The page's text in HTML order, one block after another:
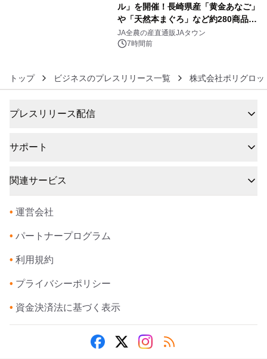
ル」を開催！長崎県産「黄金あなご」
や「天然本まぐろ」など約280商品を
販売！～毎月１０日の定例企画～
JA全農の産直通販JAタウン
7時間前
トップ ビジネスのプレスリリース一覧 株式会社ポリグロッ
プレスリリース配信
サポート
関連サービス
• 運営会社
• パートナープログラム
• 利用規約
• プライバシーポリシー
• 資金決済法に基づく表示